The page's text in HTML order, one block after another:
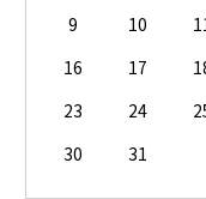
9
10
16
17
23
24
30
31